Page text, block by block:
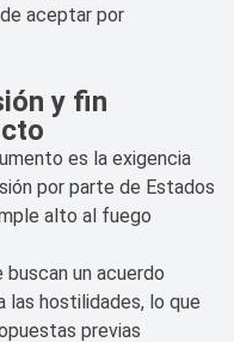
aceptar por
y fin
es la exigencia
por parte de Estados
alto al fuego
buscan un acuerdo
las hostilidades, lo que
previas